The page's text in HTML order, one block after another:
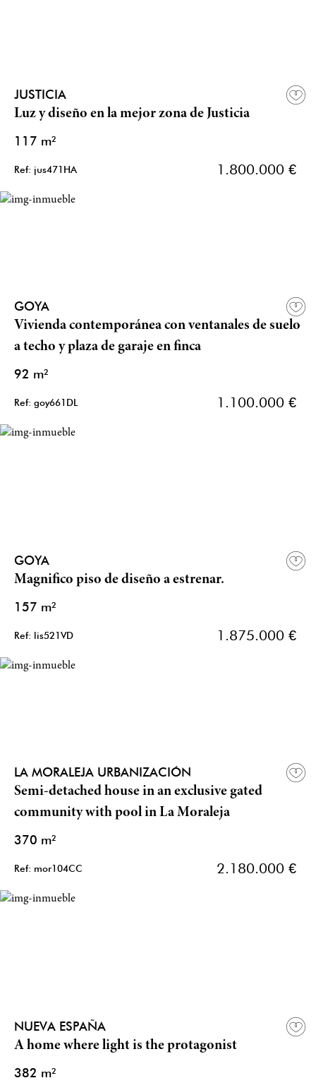
JUSTICIA
Luz y diseño en la mejor zona de Justicia
117 m²
Ref: jus471HA 1.800.000 €
GOYA
Vivienda contemporánea con ventanales de suelo
a techo y plaza de garaje en finca
92 m²
Ref: goy661DL 1.100.000 €
GOYA
Magnifico piso de diseño a estrenar.
157 m²
Ref: lis521VD 1.875.000 €
LA MORALEJA URBANIZACIÓN
Semi-detached house in an exclusive gated
community with pool in La Moraleja
370 m²
Ref: mor104CC 2.180.000 €
NUEVA ESPAÑA
A home where light is the protagonist
382 m²